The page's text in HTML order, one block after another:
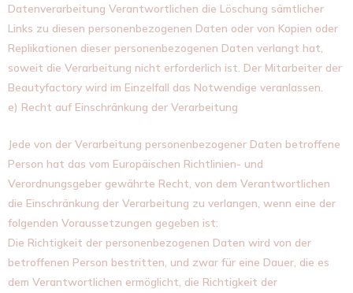
Datenverarbeitung Verantwortlichen die Löschung sämtlicher
Links zu diesen personenbezogenen Daten oder von Kopien oder
Replikationen dieser personenbezogenen Daten verlangt hat,
soweit die Verarbeitung nicht erforderlich ist. Der Mitarbeiter der
Beautyfactory wird im Einzelfall das Notwendige veranlassen.
e) Recht auf Einschränkung der Verarbeitung
Jede von der Verarbeitung personenbezogener Daten betroffene
Person hat das vom Europäischen Richtlinien- und
Verordnungsgeber gewährte Recht, von dem Verantwortlichen
die Einschränkung der Verarbeitung zu verlangen, wenn eine der
folgenden Voraussetzungen gegeben ist:
Die Richtigkeit der personenbezogenen Daten wird von der
betroffenen Person bestritten, und zwar für eine Dauer, die es
dem Verantwortlichen ermöglicht, die Richtigkeit der